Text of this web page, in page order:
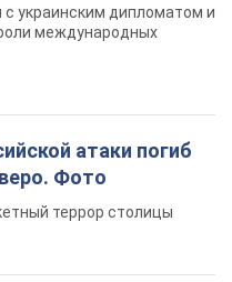
украинским дипломатом и
международных
атаки погиб
Фото
террор столицы